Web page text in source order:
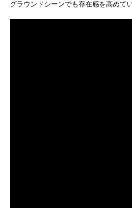
グラウンドシーンでも存在感を高めてい